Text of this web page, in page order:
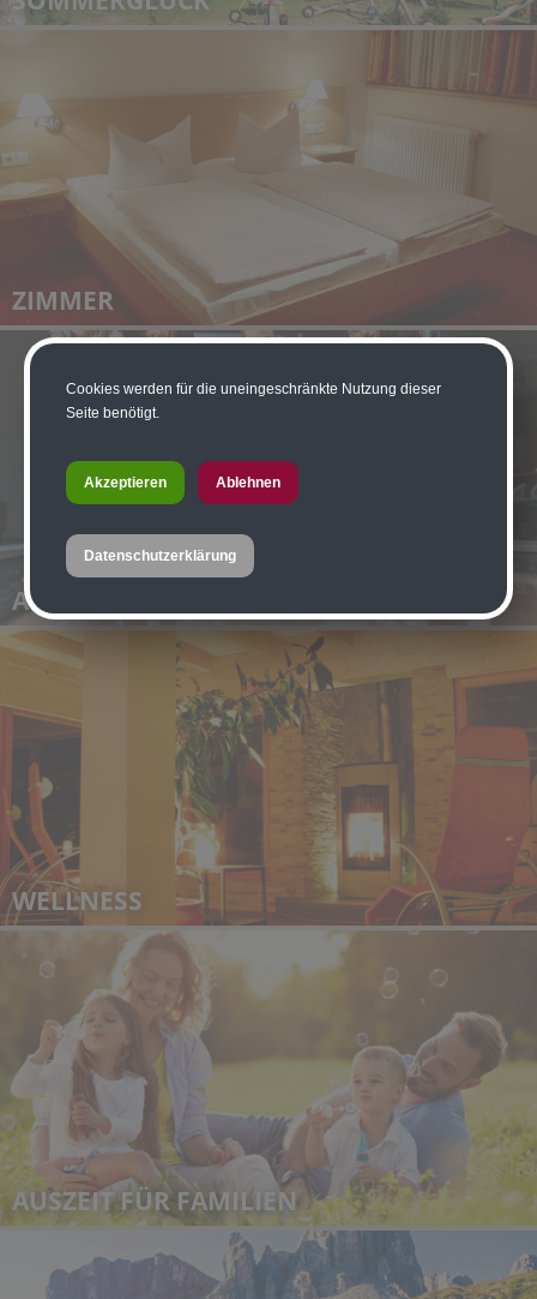
ZIMMER
ABENTEUER & UNTERHALTUNG
WELLNESS
AUSZEIT FÜR FAMILIEN
Cookies werden für die uneingeschränkte Nutzung dieser
Seite benötigt.
Akzeptieren Ablehnen
Datenschutzerklärung